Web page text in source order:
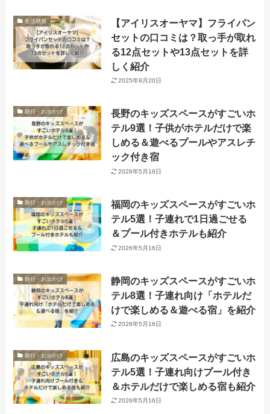
生活雑貨
【アイリスオーヤマ】フライパン
セットの口コミは？取っ手が取れ
る12点セットや13点セットを詳
しく紹介
2025年9月20日
旅行・お出かけ
長野のキッズスペースがすごいホ
テル9選！子供がホテルだけで楽
しめる＆遊べるプールやアスレチ
ック付き宿
2026年5月16日
旅行・お出かけ
福岡のキッズスペースがすごいホ
テル5選！子連れで1日過ごせる
＆プール付きホテルも紹介
2026年5月16日
旅行・お出かけ
静岡のキッズスペースがすごいホ
テル8選！子連れ向け「ホテルだ
けで楽しめる＆遊べる宿」を紹介
2026年5月16日
旅行・お出かけ
広島のキッズスペースがすごいホ
テル5選！子連れ向けプール付き
＆ホテルだけで楽しめる宿も紹介
2026年5月16日